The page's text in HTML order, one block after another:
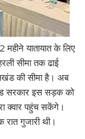
यातायात के लिए
सीमा तक ढाई
की सीमा है। अब
सरकार इस सड़क को
क्वार पहुंच सकेंगे।
गुजारी थी।